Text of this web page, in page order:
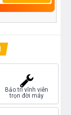
Bảo trì vĩnh viễn
trọn đời máy